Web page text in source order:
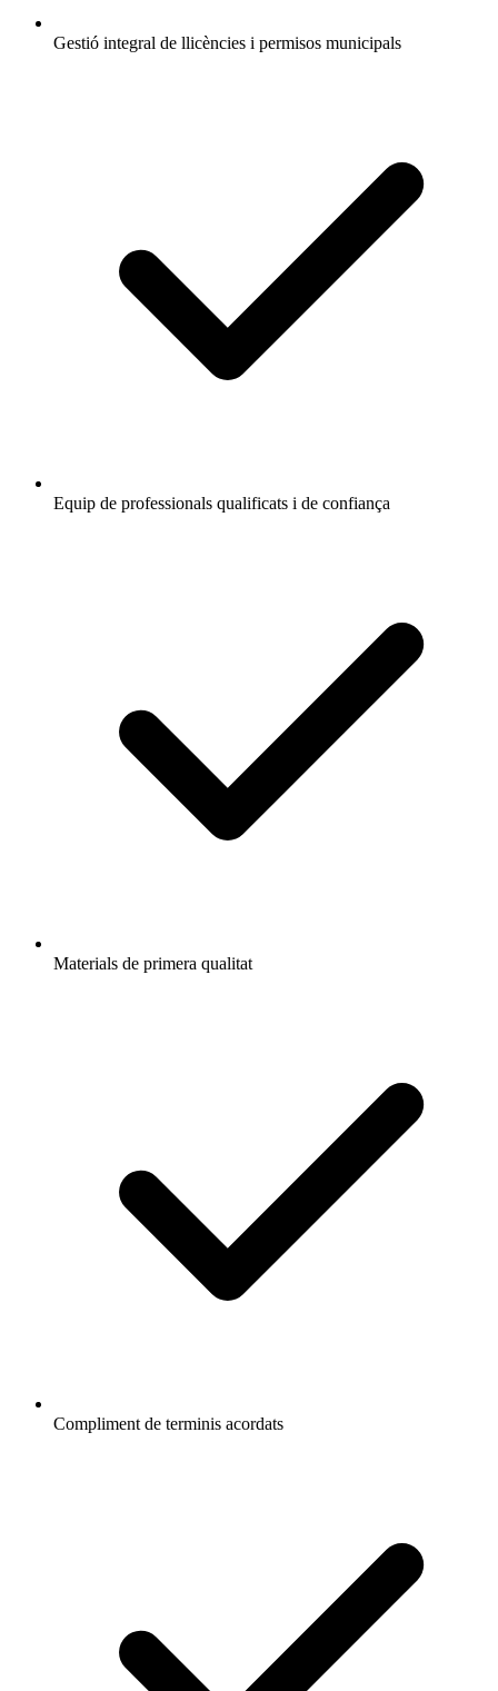
Gestió integral de llicències i permisos municipals
Equip de professionals qualificats i de confiança
Materials de primera qualitat
Compliment de terminis acordats